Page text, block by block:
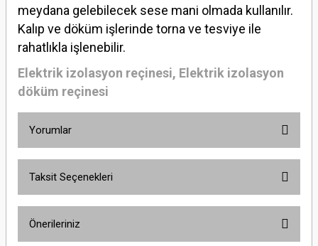
meydana gelebilecek sese mani olmada kullanılır.
Kalıp ve döküm işlerinde torna ve tesviye ile
rahatlıkla işlenebilir.
Elektrik izolasyon reçinesi, Elektrik izolasyon
döküm reçinesi
Yorumlar
Taksit Seçenekleri
Önerileriniz